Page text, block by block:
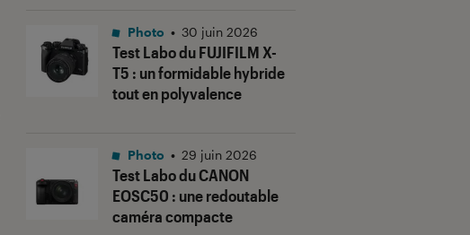
Test Labo du FUJIFILM X-
T5 : un formidable hybride
tout en polyvalence
Photo • 30 juin 2026
Test Labo du CANON
EOSC50 : une redoutable
caméra compacte
Photo • 29 juin 2026